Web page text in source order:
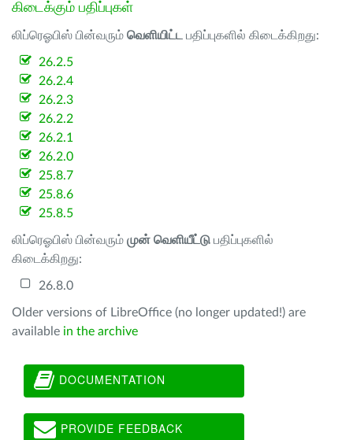
கிடைக்கும் பதிப்புகள்
லிப்ரெஓபிஸ் பின்வரும் வெளியிட்ட பதிப்புகளில் கிடைக்கிறது:
26.2.5
26.2.4
26.2.3
26.2.2
26.2.1
26.2.0
25.8.7
25.8.6
25.8.5
லிப்ரெஓபிஸ் பின்வரும் முன் வெளியீட்டு பதிப்புகளில்
கிடைக்கிறது:
26.8.0
Older versions of LibreOffice (no longer updated!) are
available in the archive
DOCUMENTATION
PROVIDE FEEDBACK